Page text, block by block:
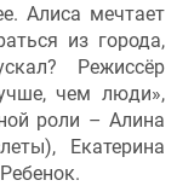
Алиса мечтает
из города,
Режиссёр
чем люди»,
роли – Алина
Екатерина